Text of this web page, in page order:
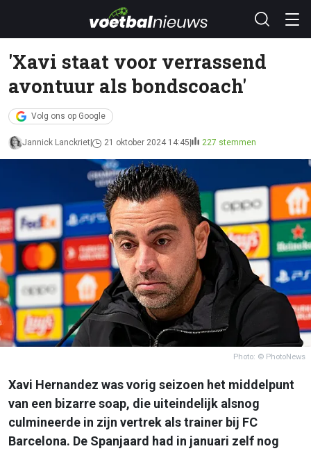
'Xavi staat voor verrassend
avontuur als bondscoach'
Volg ons op Google
Jannick Lanckriet 21 oktober 2024 14:45 227 stemmen
Photo: © PhotoNews
Xavi Hernandez was vorig seizoen het middelpunt
van een bizarre soap, die uiteindelijk alsnog
culmineerde in zijn vertrek als trainer bij FC
Barcelona. De Spanjaard had in januari zelf nog